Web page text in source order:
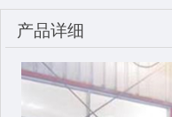
产品详细